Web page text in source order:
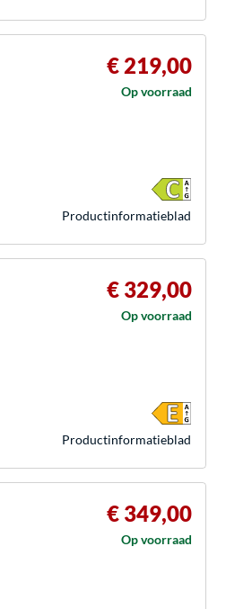
€ 219,00
Op voorraad
Product­informatieblad
€ 329,00
Op voorraad
Product­informatieblad
€ 349,00
Op voorraad